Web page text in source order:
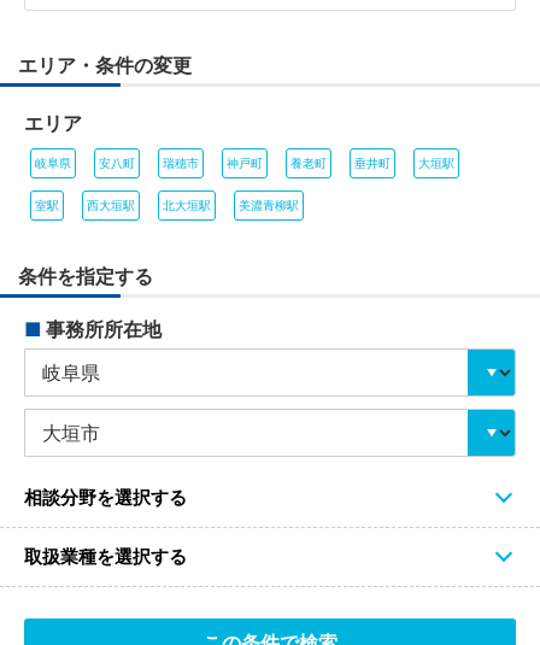
エリア・条件の変更
エリア
岐阜県 安八町 瑞穂市 神戸町 養老町 垂井町 大垣駅
室駅 西大垣駅 北大垣駅 美濃青柳駅
条件を指定する
■ 事務所所在地
相談分野を選択する
取扱業種を選択する